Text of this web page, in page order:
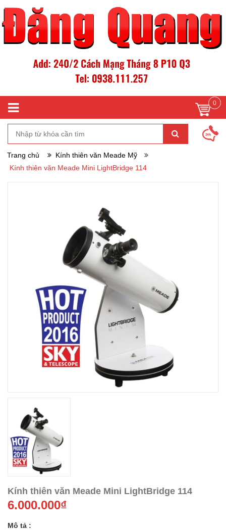
0
Trang chủ
Kính thiên văn Meade Mỹ
Kính thiên văn Meade Mini LightBridge 114
Kính thiên văn Meade Mini LightBridge 114
6.000.000₫
Mô tả :